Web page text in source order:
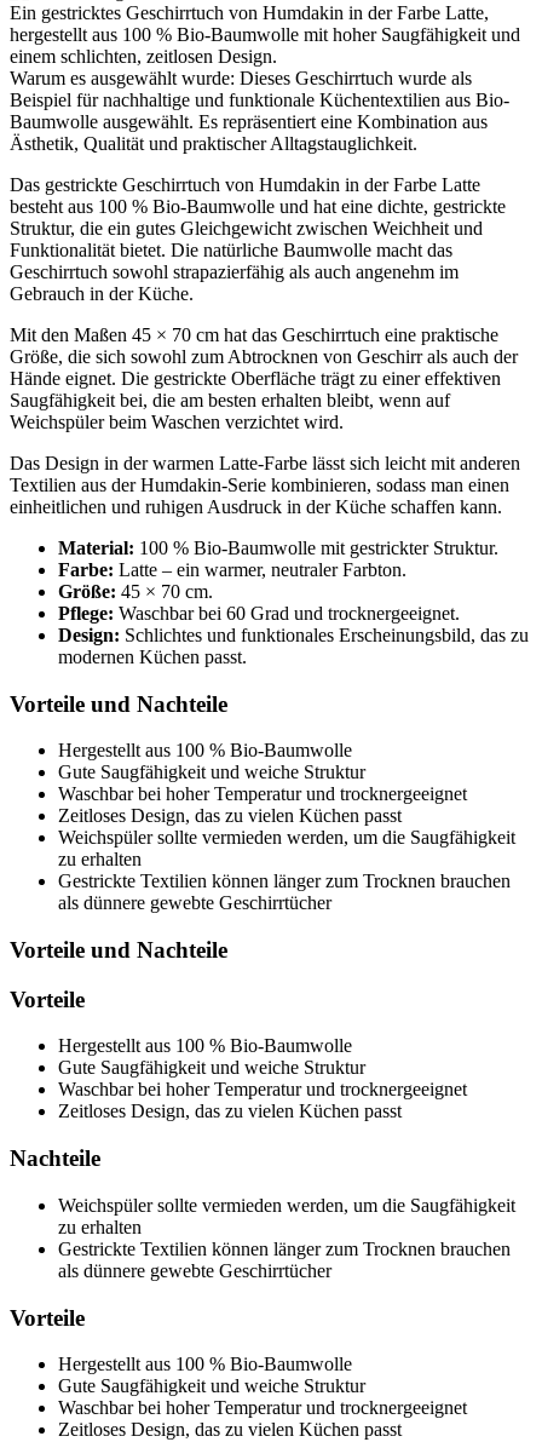
Ein gestricktes Geschirrtuch von Humdakin in der Farbe Latte,
hergestellt aus 100 % Bio-Baumwolle mit hoher Saugfähigkeit und
einem schlichten, zeitlosen Design.
Warum es ausgewählt wurde: Dieses Geschirrtuch wurde als
Beispiel für nachhaltige und funktionale Küchentextilien aus Bio-
Baumwolle ausgewählt. Es repräsentiert eine Kombination aus
Ästhetik, Qualität und praktischer Alltagstauglichkeit.
Das gestrickte Geschirrtuch von Humdakin in der Farbe Latte
besteht aus 100 % Bio-Baumwolle und hat eine dichte, gestrickte
Struktur, die ein gutes Gleichgewicht zwischen Weichheit und
Funktionalität bietet. Die natürliche Baumwolle macht das
Geschirrtuch sowohl strapazierfähig als auch angenehm im
Gebrauch in der Küche.
Mit den Maßen 45 × 70 cm hat das Geschirrtuch eine praktische
Größe, die sich sowohl zum Abtrocknen von Geschirr als auch der
Hände eignet. Die gestrickte Oberfläche trägt zu einer effektiven
Saugfähigkeit bei, die am besten erhalten bleibt, wenn auf
Weichspüler beim Waschen verzichtet wird.
Das Design in der warmen Latte-Farbe lässt sich leicht mit anderen
Textilien aus der Humdakin-Serie kombinieren, sodass man einen
einheitlichen und ruhigen Ausdruck in der Küche schaffen kann.
Material: 100 % Bio-Baumwolle mit gestrickter Struktur.
Farbe: Latte – ein warmer, neutraler Farbton.
Größe: 45 × 70 cm.
Pflege: Waschbar bei 60 Grad und trocknergeeignet.
Design: Schlichtes und funktionales Erscheinungsbild, das zu
modernen Küchen passt.
Vorteile und Nachteile
Hergestellt aus 100 % Bio-Baumwolle
Gute Saugfähigkeit und weiche Struktur
Waschbar bei hoher Temperatur und trocknergeeignet
Zeitloses Design, das zu vielen Küchen passt
Weichspüler sollte vermieden werden, um die Saugfähigkeit
zu erhalten
Gestrickte Textilien können länger zum Trocknen brauchen
als dünnere gewebte Geschirrtücher
Vorteile und Nachteile
Vorteile
Hergestellt aus 100 % Bio-Baumwolle
Gute Saugfähigkeit und weiche Struktur
Waschbar bei hoher Temperatur und trocknergeeignet
Zeitloses Design, das zu vielen Küchen passt
Nachteile
Weichspüler sollte vermieden werden, um die Saugfähigkeit
zu erhalten
Gestrickte Textilien können länger zum Trocknen brauchen
als dünnere gewebte Geschirrtücher
Vorteile
Hergestellt aus 100 % Bio-Baumwolle
Gute Saugfähigkeit und weiche Struktur
Waschbar bei hoher Temperatur und trocknergeeignet
Zeitloses Design, das zu vielen Küchen passt